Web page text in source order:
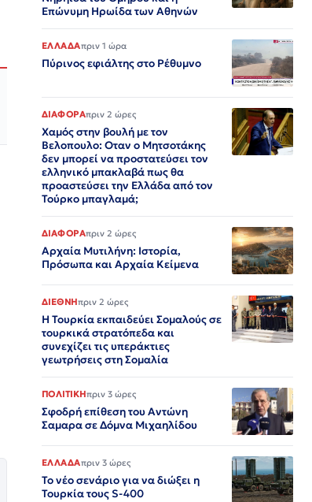
Επώνυμη Ηρωίδα των Αθηνών
ΕΛΛΑΔΑπριν 1 ώρα
Πύρινος εφιάλτης στο Ρέθυμνο
ΔΙΑΦΟΡΑπριν 2 ώρες
Χαμός στην βουλή με τον
Βελοπουλο: Οταν ο Μητσοτάκης
δεν μπορεί να προστατεύσει τον
ελληνικό μπακλαβά πως θα
προαστεύσει την Ελλάδα από τον
Τούρκο μπαγλαμά;
ΔΙΑΦΟΡΑπριν 2 ώρες
Αρχαία Μυτιλήνη: Ιστορία,
Πρόσωπα και Αρχαία Κείμενα
ΔΙΕΘΝΗπριν 2 ώρες
Η Τουρκία εκπαιδεύει Σομαλούς σε
τουρκικά στρατόπεδα και
συνεχίζει τις υπεράκτιες
γεωτρήσεις στη Σομαλία
ΠΟΛΙΤΙΚΗπριν 3 ώρες
Σφοδρή επίθεση του Αντώνη
Σαμαρα σε Δόμνα Μιχαηλίδου
ΕΛΛΑΔΑπριν 3 ώρες
Το νέο σενάριο για να διώξει η
Τουρκία τους S-400